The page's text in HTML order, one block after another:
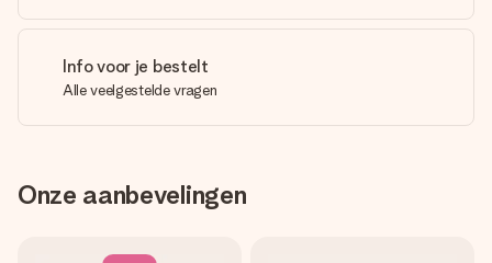
Info voor je bestelt
Alle veelgestelde vragen
Onze aanbevelingen